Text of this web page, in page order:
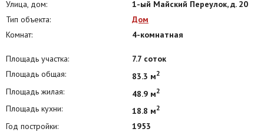
Улица, дом:
1-ый Майский Переулок, д. 20
Тип объекта:
Дом
Комнат:
4-комнатная
Площадь участка:
7.7 соток
Площадь общая:
83.3 м2
Площадь жилая: 48.9 м2
Площадь кухни: 18.8 м2
Год постройки: 1953